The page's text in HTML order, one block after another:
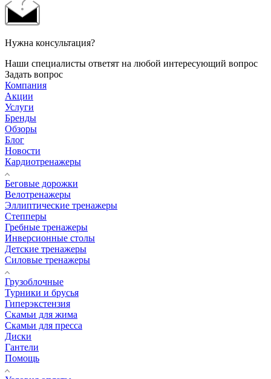
Нужна консультация?
Наши специалисты ответят на любой интересующий вопрос
Задать вопрос
Компания
Акции
Услуги
Бренды
Обзоры
Блог
Новости
Кардиотренажеры
Беговые дорожки
Велотренажеры
Эллиптические тренажеры
Степперы
Гребные тренажеры
Инверсионные столы
Детские тренажеры
Силовые тренажеры
Грузоблочные
Турники и брусья
Гиперэкстензия
Скамьи для жима
Скамьи для пресса
Диски
Гантели
Помощь